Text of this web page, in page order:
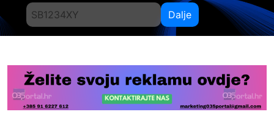
Dalje